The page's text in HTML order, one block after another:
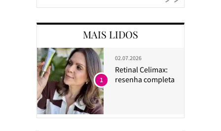
MAIS LIDOS
02.07.2026
Retinal Celimax:
resenha completa
1